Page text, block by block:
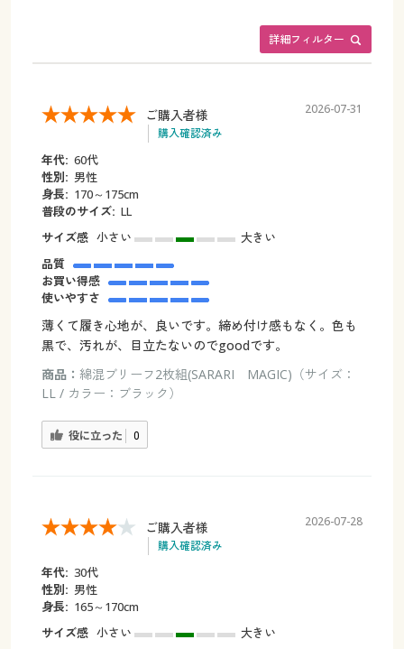
詳細フィルター
ご購入者様
購入確認済み
2026-07-31
年代: 60代
性別: 男性
身長: 170～175cm
普段のサイズ: LL
サイズ感 小さい
大きい
品質
お買い得感
使いやすさ
薄くて履き心地が、良いです。締め付け感もなく。色も
黒で、汚れが、目立たないのでgoodです。
商品： 綿混ブリーフ2枚組(SARARI MAGIC)（サイズ：
LL / カラー：ブラック）
役に立った 0
ご購入者様
購入確認済み
2026-07-28
年代: 30代
性別: 男性
身長: 165～170cm
サイズ感 小さい
大きい